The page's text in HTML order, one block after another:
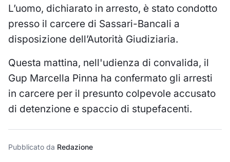
L’uomo, dichiarato in arresto, è stato condotto
presso il carcere di Sassari-Bancali a
disposizione dell’Autorità Giudiziaria.
Questa mattina, nell'udienza di convalida, il
Gup Marcella Pinna ha confermato gli arresti
in carcere per il presunto colpevole accusato
di detenzione e spaccio di stupefacenti.
Pubblicato da Redazione